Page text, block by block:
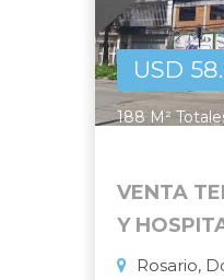
USD
188 M²
VENTA
Y
Rosario,